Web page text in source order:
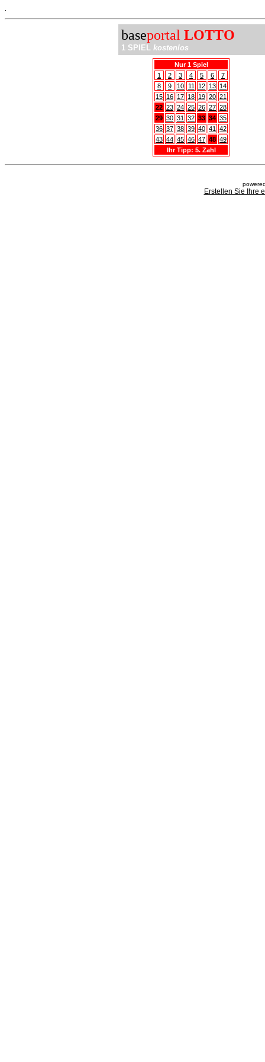
baseportal LOTTO
1 SPIEL kostenlos
Nur 1 Spiel
1
2 3 4 5 6
7
8
9 10 11 12 13 14
15 16 17 18 19 20 21
22 23 24 25 26 27 28
29 30 31 32 33 34 35
36 37 38 39 40 41
42
43 44 45 46 47 48 49
Ihr Tipp: 5. Zahl
Erstellen Sie Ihre